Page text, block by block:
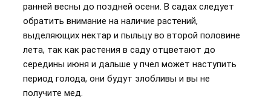
ранней весны до поздней осени. В садах следует
обратить внимание на наличие растений,
выделяющих нектар и пыльцу во второй половине
лета, так как растения в саду отцветают до
середины июня и дальше у пчел может наступить
период голода, они будут злобливы и вы не
получите мед.